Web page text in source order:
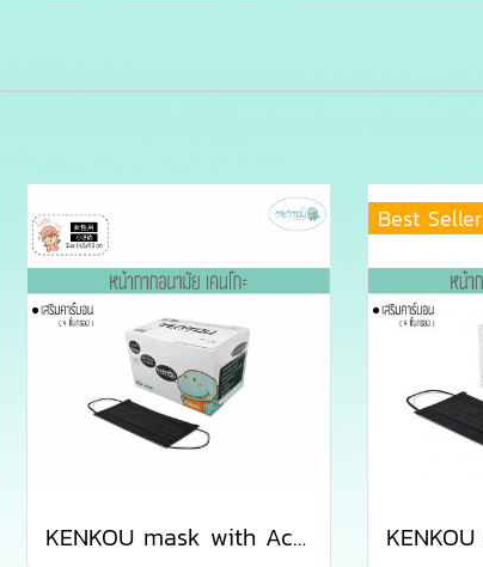
KENKOU mask with Activated Carbon Filter for women or kid containing 50 pieces/box
Best Seller